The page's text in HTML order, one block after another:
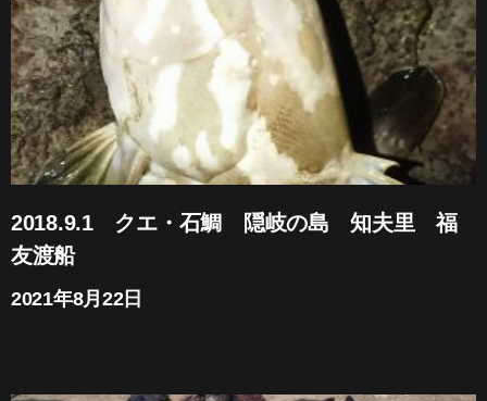
2018.9.1 クエ・石鯛 隠岐の島 知夫里 福
友渡船
2021年8月22日